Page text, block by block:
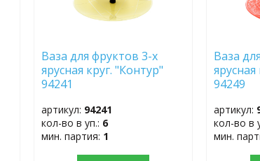
Ваза для фруктов 3-х
ярусная круг. "Контур"
94241
артикул: 94241
кол-во в уп.: 6
мин. партия: 1
Ваза
94249
артикул:
кол-во в
мин.